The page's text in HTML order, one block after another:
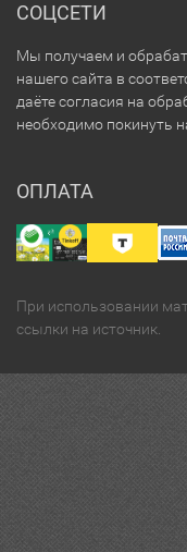
СОЦСЕТИ
Мы получаем и
нашего сайта в
даёте согласия на
необходимо покинуть
ОПЛАТА
При использовании
ссылки на источник.